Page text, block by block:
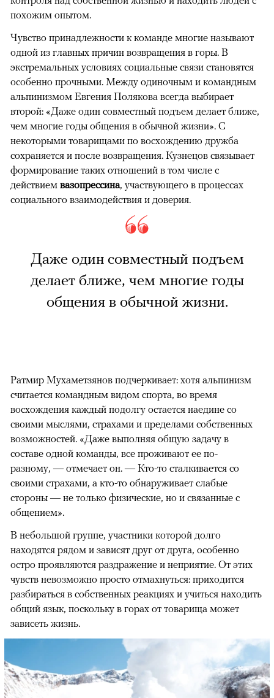
похожим опытом.
Чувство принадлежности к команде многие называют
одной из главных причин возвращения в горы. В
экстремальных условиях социальные связи становятся
особенно прочными. Между одиночным и командным
альпинизмом Евгения Полякова всегда выбирает
второй: «Даже один совместный подъем делает ближе,
чем многие годы общения в обычной жизни». С
некоторыми товарищами по восхождению дружба
сохраняется и после возвращения. Кузнецов связывает
формирование таких отношений в том числе с
действием вазопрессина, участвующего в процессах
социального взаимодействия и доверия.
Даже один совместный подъем
делает ближе, чем многие годы
общения в обычной жизни.
Ратмир Мухаметзянов подчеркивает: хотя альпинизм
считается командным видом спорта, во время
восхождения каждый подолгу остается наедине со
своими мыслями, страхами и пределами собственных
возможностей. «Даже выполняя общую задачу в
составе одной команды, все проживают ее по-
разному, — отмечает он. — Кто-то сталкивается со
своими страхами, а кто-то обнаруживает слабые
стороны — не только физические, но и связанные с
общением».
В небольшой группе, участники которой долго
находятся рядом и зависят друг от друга, особенно
остро проявляются раздражение и неприятие. От этих
чувств невозможно просто отмахнуться: приходится
разбираться в собственных реакциях и учиться находить
общий язык, поскольку в горах от товарища может
зависеть жизнь.